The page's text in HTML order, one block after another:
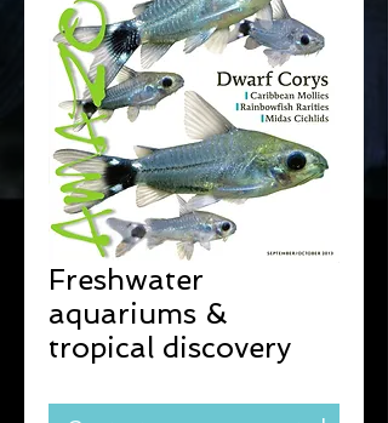
Freshwater
aquariums &
tropical discovery